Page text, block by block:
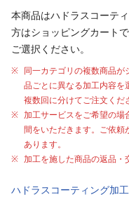
本商品はハドラスコーテ
方はショッピングカート
ご選択ください。
同一カテゴリの複数商品
品ごとに異なる加工内容を
複数回に分けてご注文くだ
加工サービスをご希望の場
間をいただきます。ご依頼
あります。
加工を施した商品の返品・
ハドラスコーティング加